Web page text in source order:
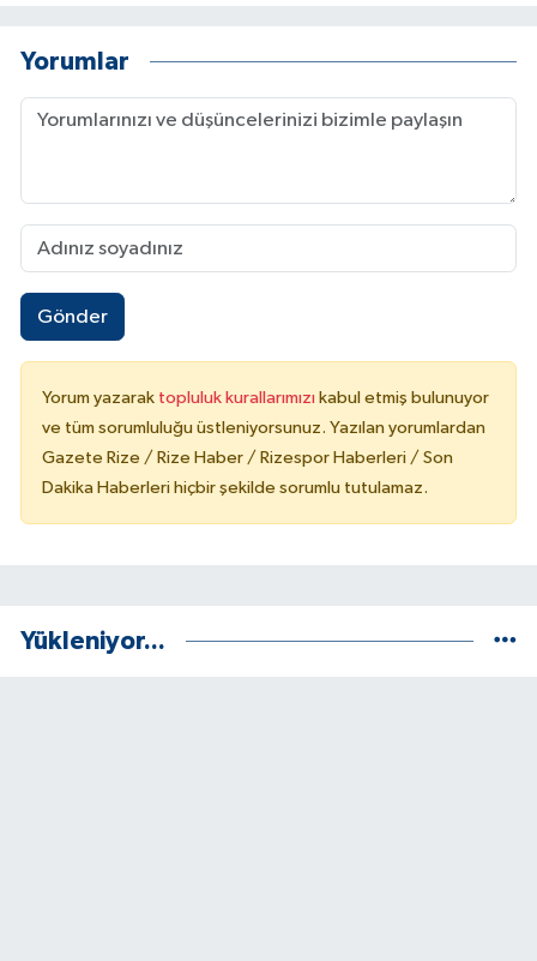
Yorumlar
Gönder
Yorum yazarak topluluk kurallarımızı kabul etmiş bulunuyor
ve tüm sorumluluğu üstleniyorsunuz. Yazılan yorumlardan
Gazete Rize / Rize Haber / Rizespor Haberleri / Son
Dakika Haberleri hiçbir şekilde sorumlu tutulamaz.
Yükleniyor...